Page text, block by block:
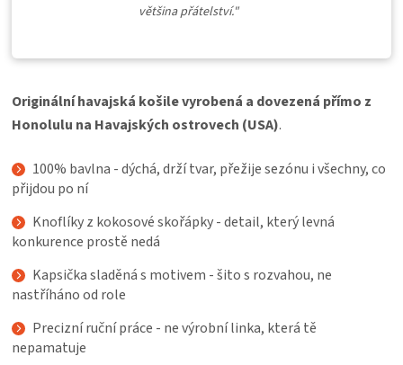
DÁRKOVÉ
POUKAZY
ZNAČKY
PŘIHLÁŠENÍ
většina přátelství."
Originální havajská košile vyrobená a dovezená přímo z
Honolulu na Havajských ostrovech (USA).
100% bavlna - dýchá, drží tvar, přežije sezónu i všechny, co
přijdou po ní
Knoflíky z kokosové skořápky - detail, který levná
konkurence prostě nedá
Kapsička sladěná s motivem - šito s rozvahou, ne
nastříháno od role
Precizní ruční práce - ne výrobní linka, která tě
nepamatuje